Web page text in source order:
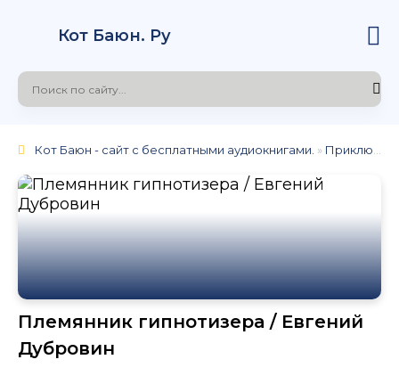
Кот Баюн. Ру
Кот Баюн - сайт с бесплатными аудиокнигами. » Приключения
Племянник гипнотизера / Евгений
Дубровин